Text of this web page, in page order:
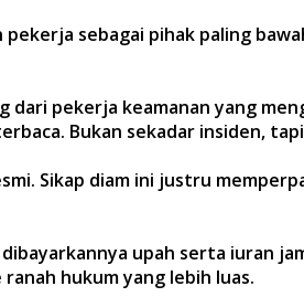
sebagai pihak paling
pekerja keamanan yang
Bukan sekadar insiden,
Sikap diam ini justru
upah serta iuran
hukum yang lebih luas.